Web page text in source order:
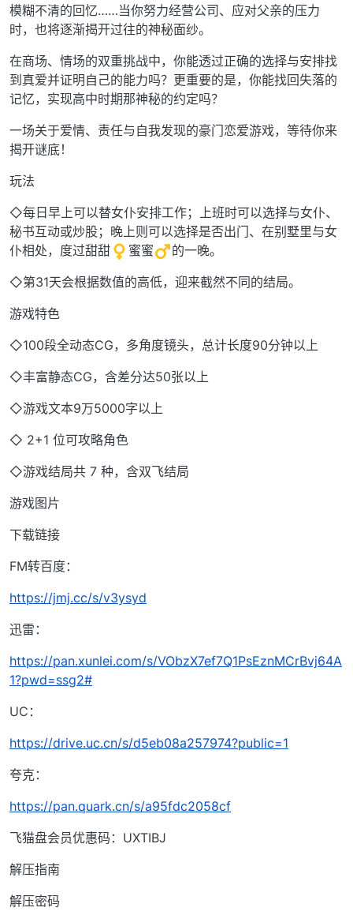
模糊不清的回忆……当你努力经营公司、应对父亲的压力
时，也将逐渐揭开过往的神秘面纱。
在商场、情场的双重挑战中，你能透过正确的选择与安排找
到真爱并证明自己的能力吗？更重要的是，你能找回失落的
记忆，实现高中时期那神秘的约定吗？
一场关于爱情、责任与自我发现的豪门恋爱游戏，等待你来
揭开谜底！
玩法
◇每日早上可以替女仆安排工作；上班时可以选择与女仆、
秘书互动或炒股；晚上则可以选择是否出门、在别墅里与女
仆相处，度过甜甜
蜜蜜 的一晚。
◇第31天会根据数值的高低，迎来截然不同的结局。
游戏特色
◇100段全动态CG，多角度镜头，总计长度90分钟以上
◇丰富静态CG，含差分达50张以上
◇游戏文本9万5000字以上
◇ 2+1 位可攻略角色
◇游戏结局共 7 种，含双飞结局
游戏图片
下载链接
FM转百度：
https://jmj.cc/s/v3ysyd
迅雷：
https://pan.xunlei.com/s/VObzX7ef7Q1PsEznMCrBvj64A
1?pwd=ssg2#
UC：
https://drive.uc.cn/s/d5eb08a257974?public=1
夸克：
https://pan.quark.cn/s/a95fdc2058cf
飞猫盘会员优惠码：UXTIBJ
解压指南
解压密码